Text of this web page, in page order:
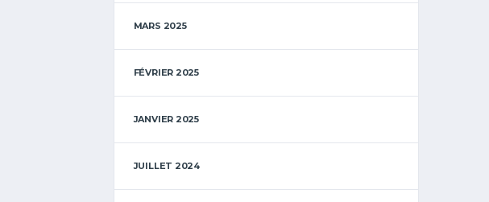
MARS 2025
FÉVRIER 2025
JANVIER 2025
JUILLET 2024